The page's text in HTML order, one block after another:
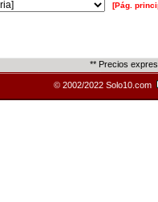
[Pág.
** Precios
© 2002/2022 Solo10.com